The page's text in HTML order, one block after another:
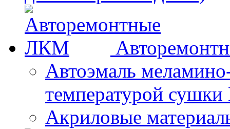
Автоэмаль
температурой
Акриловые